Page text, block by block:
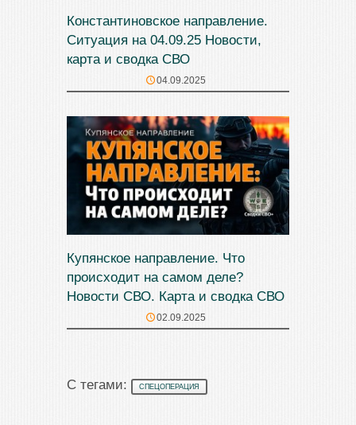
Константиновское направление.
Ситуация на 04.09.25 Новости,
карта и сводка СВО
04.09.2025
Купянское направление. Что
происходит на самом деле?
Новости СВО. Карта и сводка СВО
02.09.2025
С тегами: СПЕЦОПЕРАЦИЯ